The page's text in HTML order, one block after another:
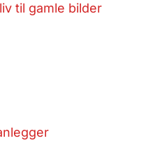
til gamle bilder